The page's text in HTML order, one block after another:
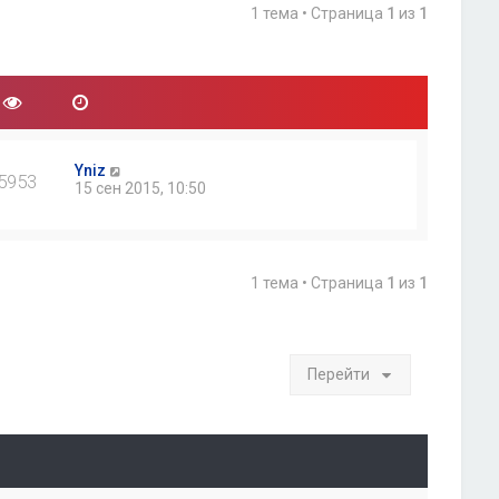
1 тема • Страница 1 из 1
5953
Yniz
15 сен 2015, 10:50
1 тема • Страница 1 из 1
Перейти